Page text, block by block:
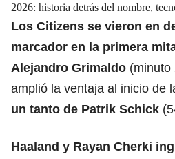
2026: historia detrás del nombre,
Los Citizens se vieron en
marcador en la primera
Alejandro Grimaldo (minuto
amplió la ventaja al inicio de
un tanto de Patrik Schick
Haaland y Rayan Cherki